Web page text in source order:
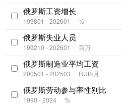
俄罗斯工资增长
199801 - 202601 %
俄罗斯失业人员
199210 - 202601 百万
俄罗斯制造业平均工资
200501 - 202503 RUB/月
俄罗斯劳动参与率性别比
1990 - 2024 %